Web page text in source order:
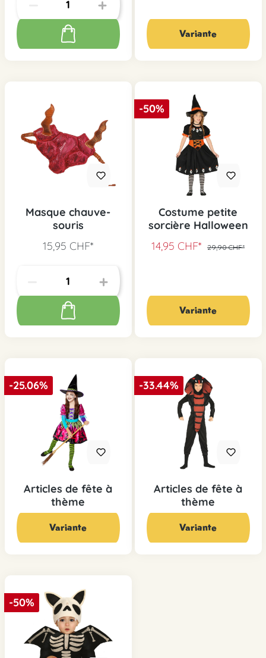
Variante
Masque chauve-
souris
15,95 CHF*
-50%
Costume petite
sorcière Halloween
14,95 CHF*
29,90 CHF*
Variante
-25.06%
Articles de fête à
thème
29,90 CHF* 39,90 CHF*
Variante
-33.44%
Articles de fête à
thème
19,90 CHF* 29,90 CHF*
Variante
-50%